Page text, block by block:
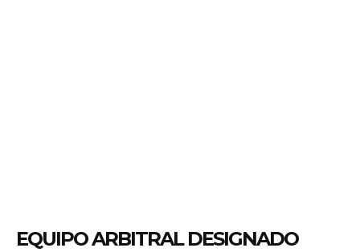
EQUIPO ARBITRAL DESIGNADO